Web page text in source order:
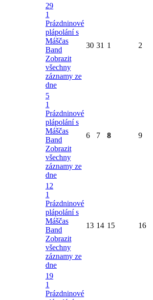
29
1
Prázdninové
plápolání s
Máščas
Band
Zobrazit
všechny
záznamy ze
dne
30 31 1 2
5
1
Prázdninové
plápolání s
Máščas
Band
Zobrazit
všechny
záznamy ze
dne
6 7 8 9
12
1
Prázdninové
plápolání s
Máščas
Band
Zobrazit
všechny
záznamy ze
dne
13 14 15 16
19
1
Prázdninové